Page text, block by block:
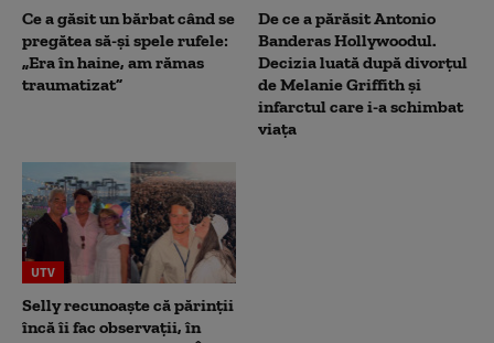
Ce a găsit un bărbat când se
pregătea să-și spele rufele:
„Era în haine, am rămas
traumatizat”
De ce a părăsit Antonio
Banderas Hollywoodul.
Decizia luată după divorțul
de Melanie Griffith și
infarctul care i-a schimbat
viața
UTV
Selly recunoaște că părinții
încă îi fac observații, în